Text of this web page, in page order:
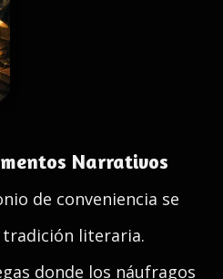
Narrativos
de conveniencia se
literaria.
donde los náufragos